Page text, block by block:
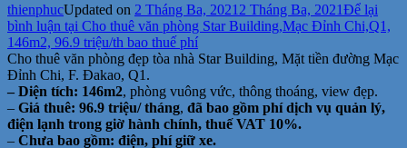
thienphucUpdated on 2 Tháng Ba, 2021 2 Tháng Ba, 2021Để lại
bình luận tại Cho thuê văn phòng Star Building,Mạc Đỉnh Chi,Q1,
146m2, 96.9 triệu/th bao thuế phí
Cho thuê văn phòng đẹp tòa nhà Star Building, Mặt tiền đường Mạc
Đỉnh Chi, F. Đakao, Q1.
– Diện tích: 146m2, phòng vuông vức, thông thoáng, view đẹp.
– Giá thuê: 96.9 triệu/ tháng, đã bao gồm phí dịch vụ quản lý,
điện lạnh trong giờ hành chính, thuế VAT 10%.
– Chưa bao gồm: điện, phí giữ xe.